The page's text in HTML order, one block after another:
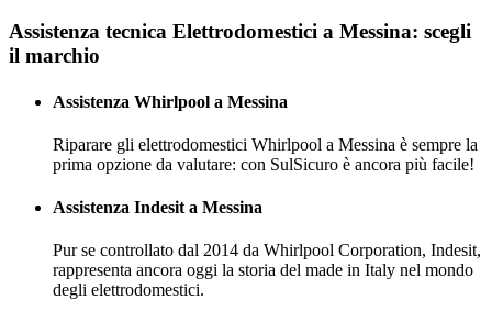
Assistenza tecnica Elettrodomestici a Messina: scegli
il marchio
Assistenza Whirlpool a Messina
Riparare gli elettrodomestici Whirlpool a Messina è sempre la
prima opzione da valutare: con SulSicuro è ancora più facile!
Assistenza Indesit a Messina
Pur se controllato dal 2014 da Whirlpool Corporation, Indesit,
rappresenta ancora oggi la storia del made in Italy nel mondo
degli elettrodomestici.